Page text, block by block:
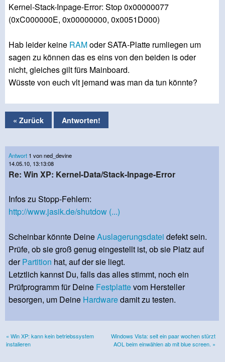
Kernel-Stack-Inpage-Error: Stop 0x00000077
(0xC000000E, 0x00000000, 0x0051D000)
Hab leider keine RAModer SATA-Platte rumliegen um
sagen zu können das es eins von den beiden is oder
nicht, gleiches gilt fürs Mainboard.
Wüsste von euch vlt jemand was man da tun könnte?
« Zurück Antworten!
Antwort 1 von ned_devine
14.05.10, 13:13:08
Re: Win XP: Kernel-Data/Stack-Inpage-Error
Infos zu Stopp-Fehlern:
http://www.jasik.de/shutdow (...)
Scheinbar könnte DeineAuslagerungsdatei defekt sein.
Prüfe, ob sie groß genug eingestellt ist, ob sie Platz auf
derPartition hat, auf der sie liegt.
Letztlich kannst Du, falls das alles stimmt, noch ein
Prüfprogramm für Deine Festplattevom Hersteller
besorgen, um Deine Hardwaredamit zu testen.
« Win XP: kann kein betriebssystem
instalieren
Windows Vista: seit ein paar wochen stürzt
AOL beim einwählen ab mit blue screen. »